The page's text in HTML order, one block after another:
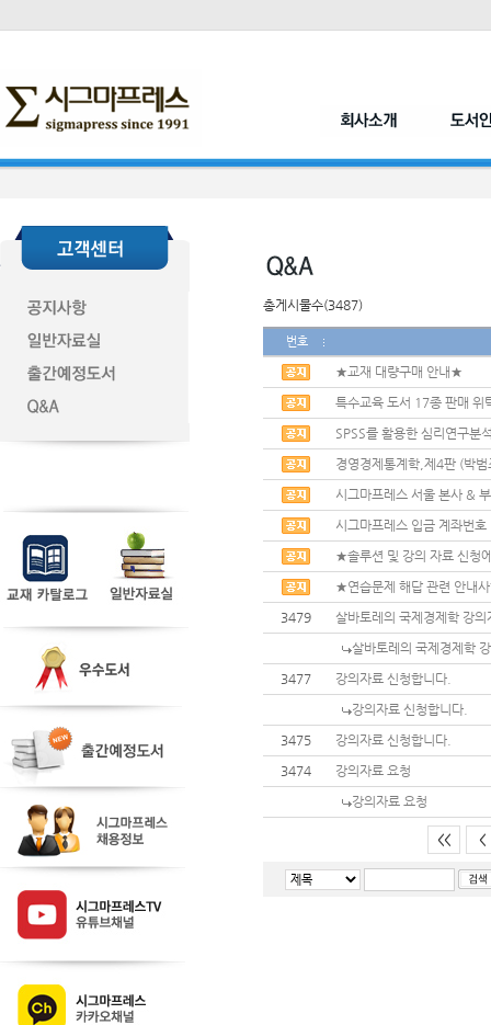
총게시물수(3487)
번호
★교재 대량구매 안내★
특수교육 도서 17종 판매 위
SPSS를 활용한 심리연구분
경영경제통계학,제4판 (박
시그마프레스 서울 본사 &
시그마프레스 입금 계좌번호
★솔루션 및 강의 자료 신청
★연습문제 해답 관련 안내
3479
살바토레의 국제경제학 강의
살바토레의 국제경제학
3477
강의자료 신청합니다.
강의자료 신청합니다.
3475
강의자료 신청합니다.
3474
강의자료 요청
강의자료 요청
<< <